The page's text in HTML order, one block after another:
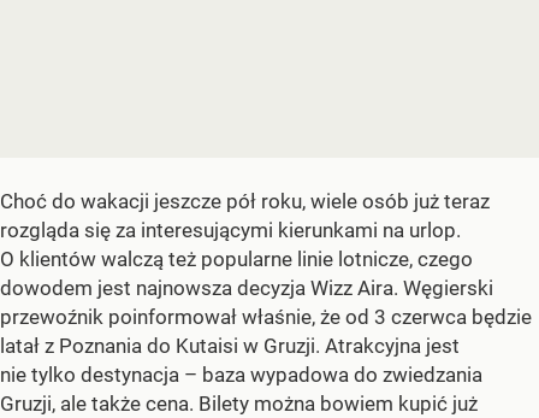
Choć do wakacji jeszcze pół roku, wiele osób już teraz
rozgląda się za interesującymi kierunkami na urlop.
O klientów walczą też popularne linie lotnicze, czego
dowodem jest najnowsza decyzja Wizz Aira. Węgierski
przewoźnik poinformował właśnie, że od 3 czerwca będzie
latał z Poznania do Kutaisi w Gruzji. Atrakcyjna jest
nie tylko destynacja – baza wypadowa do zwiedzania
Gruzji, ale także cena. Bilety można bowiem kupić już